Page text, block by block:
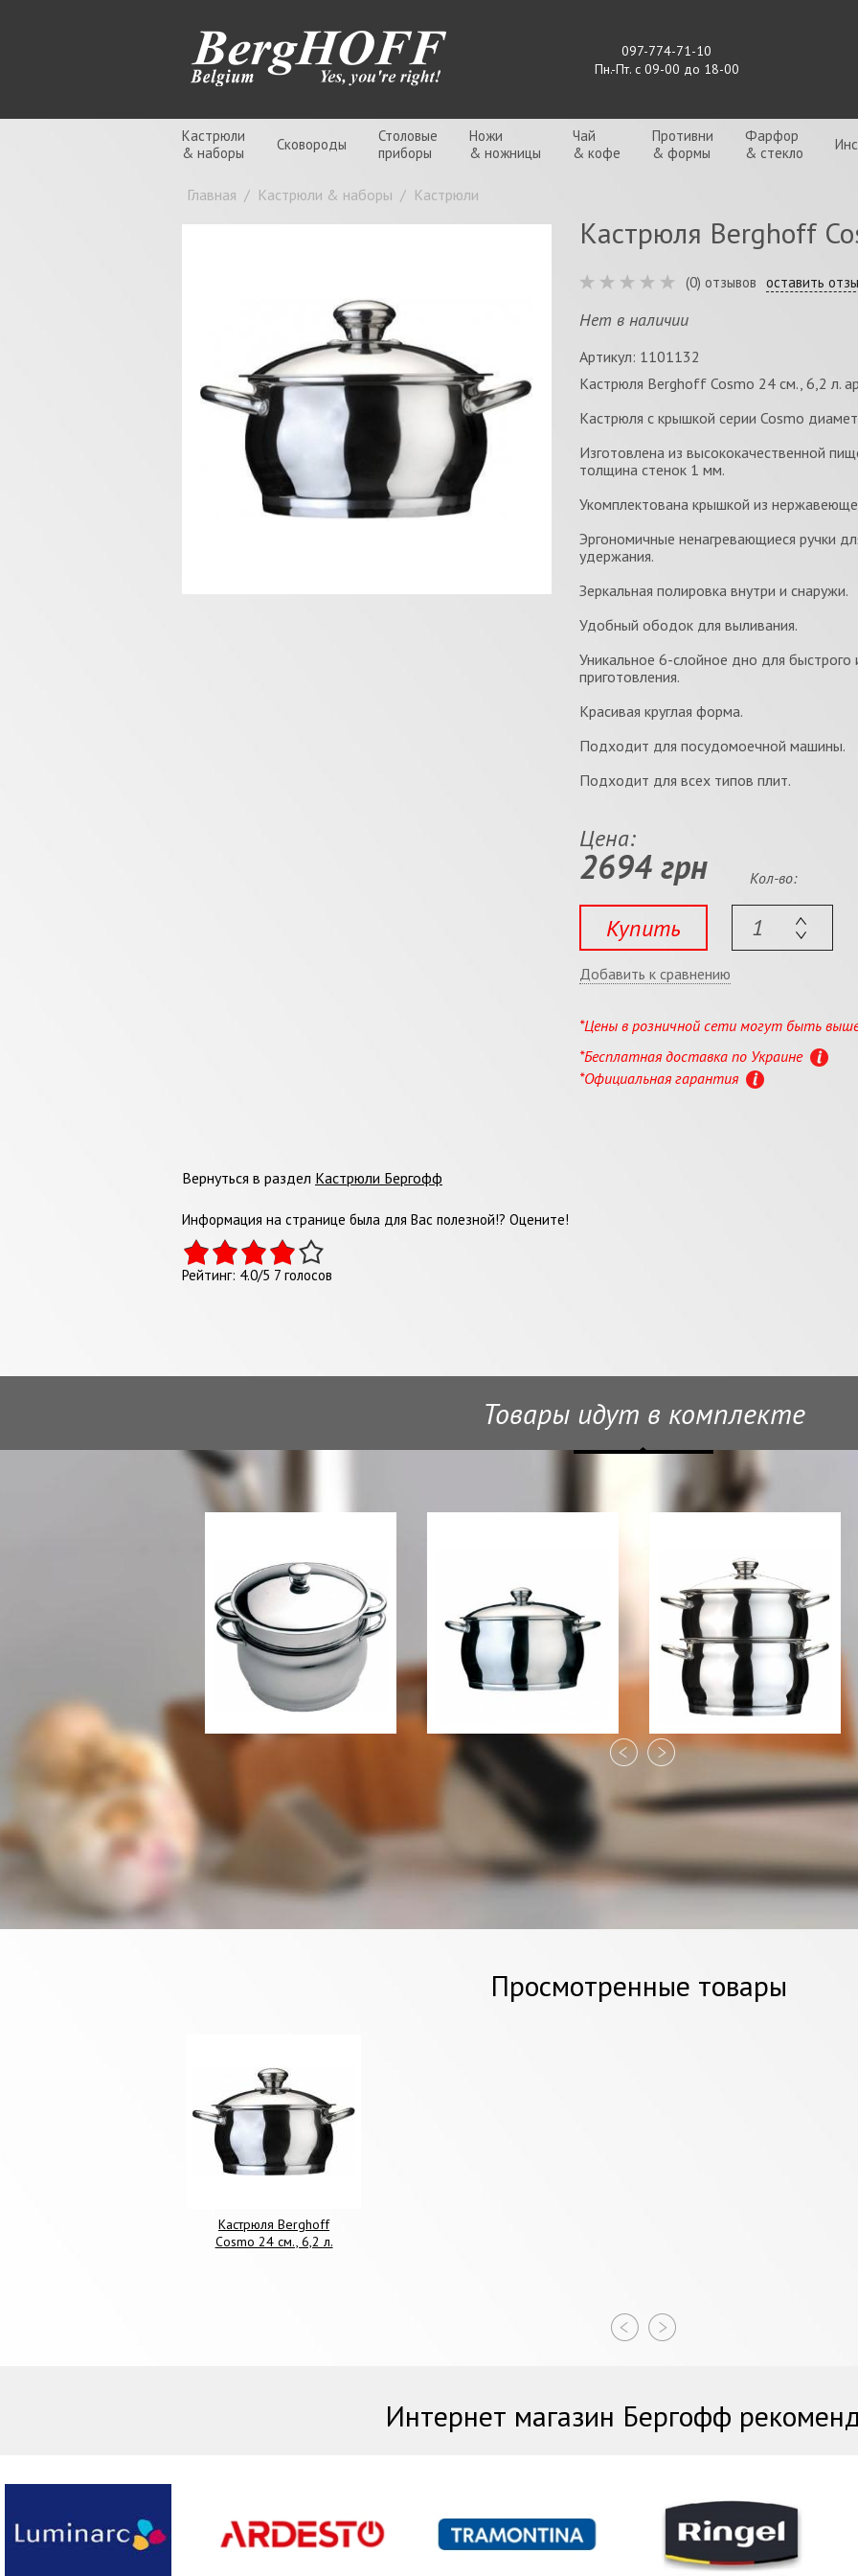
097-774-71-10
Пн.-Пт. с 09-00 до 18-00
Кастрюли
& наборы
Сковороды
Столовые
приборы
Ножи
& ножницы
Чай
& кофе
Противни
& формы
Фарфор
& стекло
Главная / Кастрюли & наборы / Кастрюли
Кастрюля Berghoff
(0) отзывов оставить
Нет в наличии
Артикул: 1101132
Кастрюля Berghoff Cosmo 24 см., 6,2 л.
Кастрюля с крышкой серии Cosmo
Изготовлена из высококачественной
толщина стенок 1 мм.
Укомплектована крышкой из
Эргономичные ненагревающиеся ручки
удержания.
Зеркальная полировка внутри и снаружи.
Удобный ободок для выливания.
Уникальное 6-слойное дно для быстрого
приготовления.
Красивая круглая форма.
Подходит для посудомоечной машины.
Подходит для всех типов плит.
Цена:
2694 грн
Купить
Кол-во:
Добавить к сравнению
*Цены в розничной сети могут быть
*Бесплатная доставка по Украине
*Официальная гарантия
Вернуться в раздел Кастрюли Бергофф
Информация на странице была для Вас полезной!? Оцените!
Рейтинг: 4.0/5 7 голосов
Товары идут в комплекте
Кастрюля Berghoff
Cosmo со вставкой для
3152 грн
Кастрюля Berghoff
Cosmo 26 см. 10 л.
2988 грн
Кастрюля Berghoff
Cosmo с пароваркй 20
см., 3,0 л.
2586 грн
Просмотренные товары
Кастрюля Berghoff
Cosmo 24 см., 6,2 л.
Интернет магазин Бергофф